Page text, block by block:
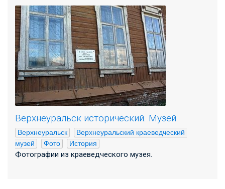
Верхнеуральск исторический. Музей.
Верхнеуральск
Верхнеуральский краеведческий
музей
Фото История
Фотографии из краеведческого музея.